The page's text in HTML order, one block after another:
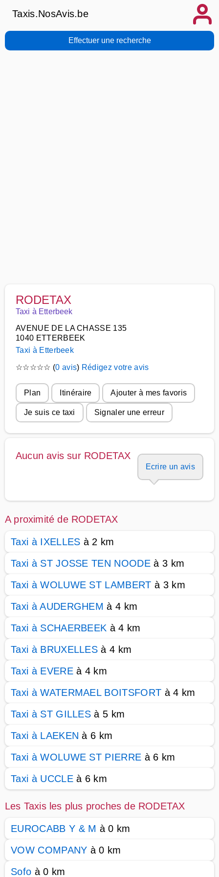
Taxis.NosAvis.be
Effectuer une recherche
RODETAX
Taxi à Etterbeek
AVENUE DE LA CHASSE 135
1040 ETTERBEEK
Taxi à Etterbeek
☆☆☆☆☆ (0 avis) Rédigez votre avis
Plan Itinéraire Ajouter à mes favoris
Je suis ce taxi Signaler une erreur
Aucun avis sur RODETAX
Ecrire un avis
A proximité de RODETAX
Taxi à IXELLES à 2 km
Taxi à ST JOSSE TEN NOODE à 3 km
Taxi à WOLUWE ST LAMBERT à 3 km
Taxi à AUDERGHEM à 4 km
Taxi à SCHAERBEEK à 4 km
Taxi à BRUXELLES à 4 km
Taxi à EVEREà 4 km
Taxi à WATERMAEL BOITSFORT à 4 km
Taxi à ST GILLES à 5 km
Taxi à LAEKEN à 6 km
Taxi à WOLUWE ST PIERRE à 6 km
Taxi à UCCLEà 6 km
Les Taxis les plus proches de RODETAX
EUROCABB Y & M à 0 km
VOW COMPANY à 0 km
Sofo à 0 km